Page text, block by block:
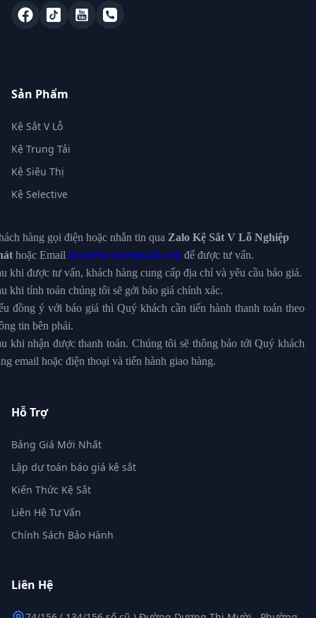
Sản Phẩm
Kệ Sắt V Lỗ
Kệ Trung Tải
Kệ Siêu Thị
Kệ Selective
hàng gọi điện hoặc nhắn tin qua Zalo Kệ Sắt V Lỗ Nghiệp
hoặc Email kesatvlo.vn@gmail.com để được tư vấn.
khi được tư vấn, khách hàng cung cấp địa chỉ và yêu cầu báo giá.
khi tính toán chúng tôi sẽ gởi báo giá chính xác.
đồng ý với báo giá thì Quý khách cần tiến hành thanh toán theo
tin bên phải.
khi nhận được thanh toán. Chúng tôi sẽ thông báo tới Quý khách
email hoặc điện thoại và tiến hành giao hàng.
Hỗ Trợ
Bảng Giá Mới Nhất
Lập dự toán báo giá kệ sắt
Kiến Thức Kệ Sắt
Liên Hệ Tư Vấn
Chính Sách Bảo Hành
Liên Hệ